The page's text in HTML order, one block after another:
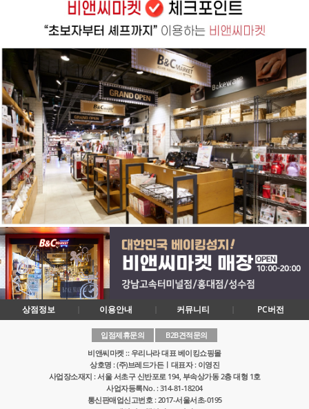
상점정보 이용안내 커뮤니티 PC버전
입점제휴문의
B2B견적문의
비앤씨마켓 :: 우리나라 대표 베이킹쇼핑몰
상호명 : (주)브레드가든ㅣ대표자 : 이영진
사업장소재지 : 서울 서초구 신반포로 194, 부속상가동 2층 대형 1호
사업자등록No. : 314-81-18204
통신판매업신고번호 : 2017-서울서초-0195